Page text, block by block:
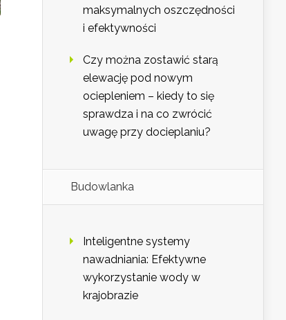
maksymalnych oszczędności
i efektywności
Czy można zostawić starą
elewację pod nowym
ociepleniem – kiedy to się
sprawdza i na co zwrócić
uwagę przy docieplaniu?
Budowlanka
Inteligentne systemy
nawadniania: Efektywne
wykorzystanie wody w
krajobrazie